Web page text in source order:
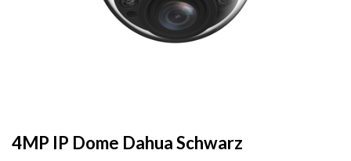
4MP IP Dome Dahua Schwarz